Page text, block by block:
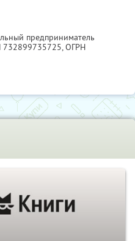
предприниматель
, ОГРН